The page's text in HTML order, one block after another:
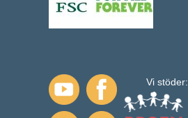
Vi stöder: